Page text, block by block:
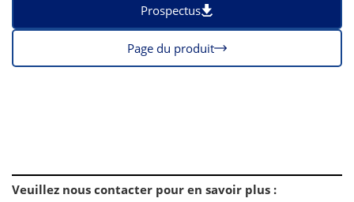
Prospectus
Page du produit
Veuillez nous contacter pour en savoir plus :